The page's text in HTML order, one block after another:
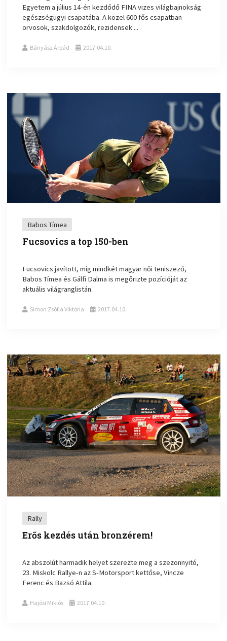
Egyetem a július 14-én kezdődő FINA vizes világbajnokság
egészségügyi csapatába. A közel 600 fős csapatban
orvosok, szakdolgozók, rezidensek ...
Bányász Árpád 2017.04.10.
Babos Tímea
Fucsovics a top 150-ben
Fucsovics javított, míg mindkét magyar női teniszező,
Babos Tímea és Gálfi Dalma is megőrizte pozícióját az
aktuális világranglistán.
Simon Zsófia Viktória 2017.04.10.
Rally
Erős kezdés után bronzérem!
Az abszolút harmadik helyet szerezte meg a szezonnyitó,
23. Miskolc Rallye-n az S-Motorsport kettőse, Vincze
Ferenc és Bazsó Attila.
Hajósi Miklós 2017.04.10.